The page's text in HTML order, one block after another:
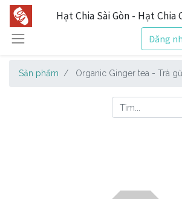
Hạt Chia Sài Gòn - Hạt Chia
Đăng
Sản phẩm Organic Ginger tea - Trà